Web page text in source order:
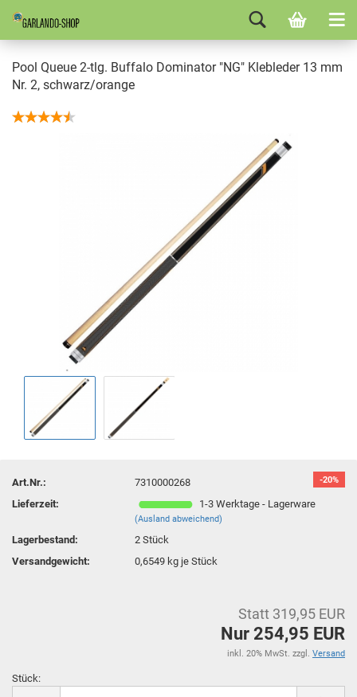
Pool Queue 2-tlg. Buffalo Dominator "NG" Klebleder 13 mm
Nr. 2, schwarz/orange
-20%
Art.Nr.:
7310000268
Lieferzeit:
1-3 Werktage - Lagerware
(Ausland abweichend)
Lagerbestand: 2Stück
Versandgewicht:
0,6549 kg je Stück
Statt 319,95 EUR
Nur 254,95 EUR
inkl. 20% MwSt. zzgl. Versand
Stück: